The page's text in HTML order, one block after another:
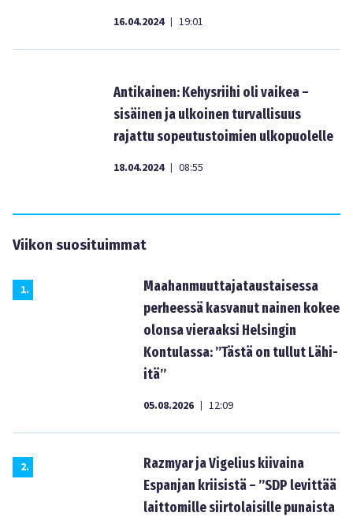
16.04.2024 | 19:01
Antikainen: Kehysriihi oli vaikea –
sisäinen ja ulkoinen turvallisuus
rajattu sopeutustoimien ulkopuolelle
18.04.2024 | 08:55
Viikon suosituimmat
1.
Maahanmuuttajataustaisessa
perheessä kasvanut nainen kokee
olonsa vieraaksi Helsingin
Kontulassa: ”Tästä on tullut Lähi-
itä”
05.08.2026 | 12:09
2.
Razmyar ja Vigelius kiivaina
Espanjan kriisistä – ”SDP levittää
laittomille siirtolaisille punaista